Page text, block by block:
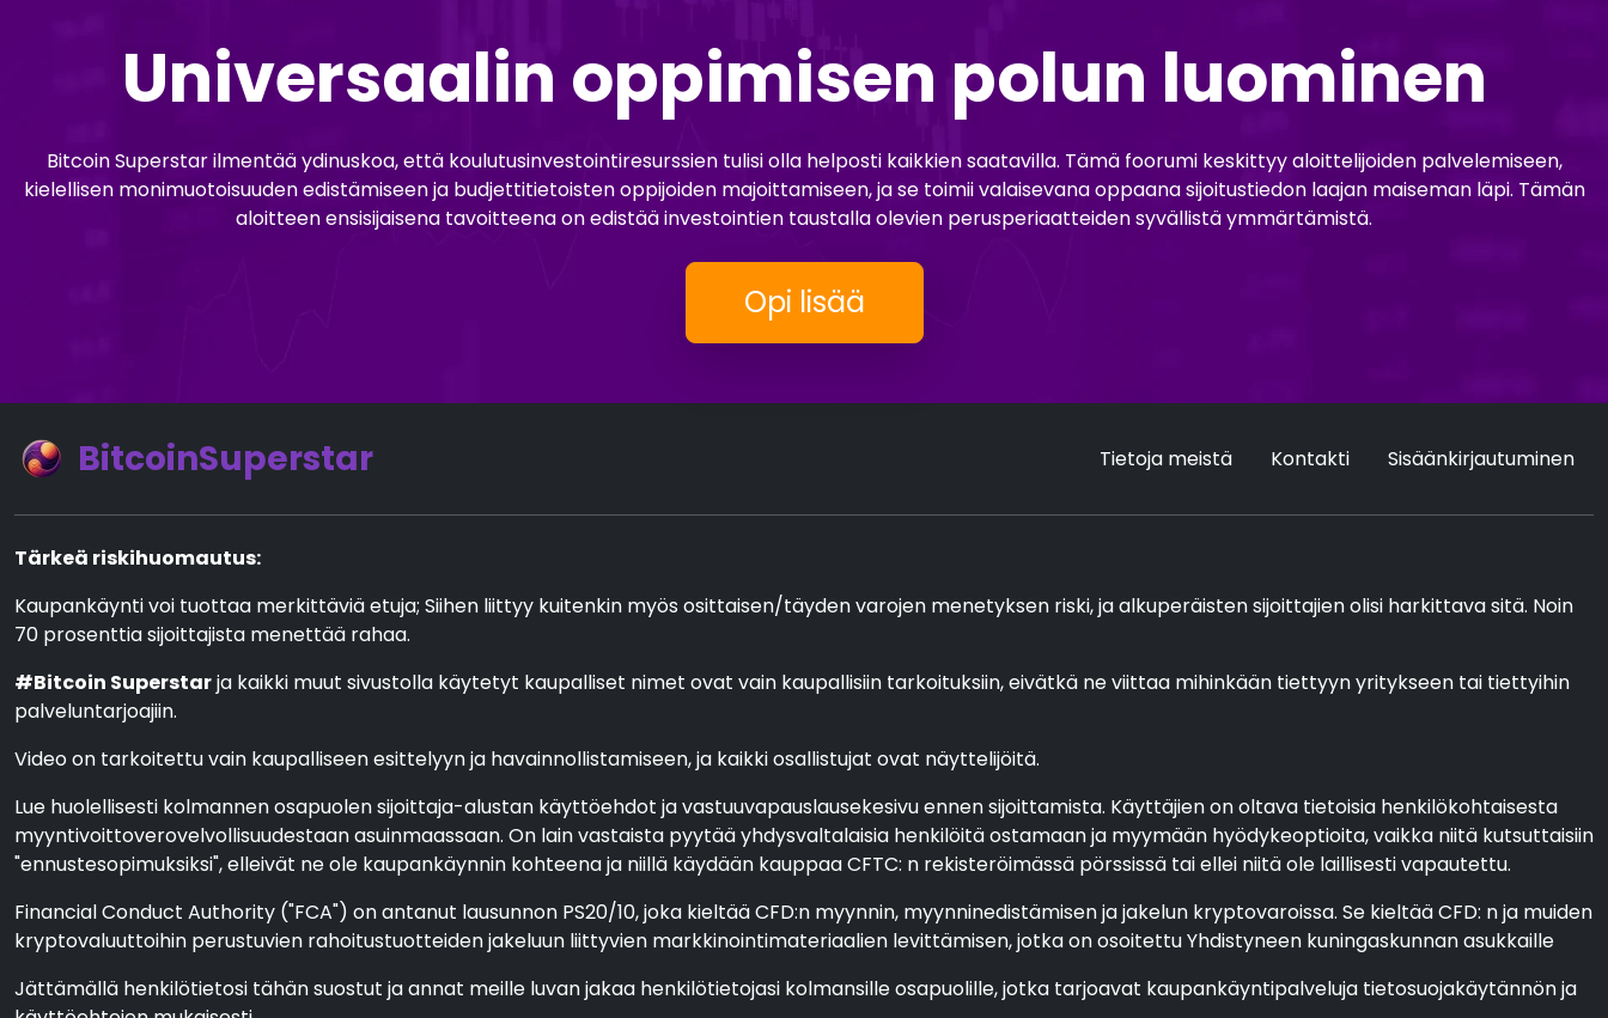
Universaalin oppimisen polun luominen
Bitcoin Superstar ilmentää ydinuskoa, että koulutusinvestointiresurssien tulisi olla helposti kaikkien saatavilla. Tämä foorumi keskittyy aloittelijoiden palvelemiseen,
kielellisen monimuotoisuuden edistämiseen ja budjettitietoisten oppijoiden majoittamiseen, ja se toimii valaisevana oppaana sijoitustiedon laajan maiseman läpi. Tämän
aloitteen ensisijaisena tavoitteena on edistää investointien taustalla olevien perusperiaatteiden syvällistä ymmärtämistä.
Opi lisää
BitcoinSuperstar Tietoja meistä Kontakti Sisäänkirjautuminen
Tärkeä riskihuomautus:
Kaupankäynti voi tuottaa merkittäviä etuja; Siihen liittyy kuitenkin myös osittaisen/täyden varojen menetyksen riski, ja alkuperäisten sijoittajien olisi harkittava sitä. Noin
70 prosenttia sijoittajista menettää rahaa.
#Bitcoin Superstarja kaikki muut sivustolla käytetyt kaupalliset nimet ovat vain kaupallisiin tarkoituksiin, eivätkä ne viittaa mihinkään tiettyyn yritykseen tai tiettyihin
palveluntarjoajiin.
Video on tarkoitettu vain kaupalliseen esittelyyn ja havainnollistamiseen, ja kaikki osallistujat ovat näyttelijöitä.
Lue huolellisesti kolmannen osapuolen sijoittaja-alustan käyttöehdot ja vastuuvapauslausekesivu ennen sijoittamista. Käyttäjien on oltava tietoisia henkilökohtaisesta
myyntivoittoverovelvollisuudestaan asuinmaassaan. On lain vastaista pyytää yhdysvaltalaisia henkilöitä ostamaan ja myymään hyödykeoptioita, vaikka niitä kutsuttaisiin
"ennustesopimuksiksi", elleivät ne ole kaupankäynnin kohteena ja niillä käydään kauppaa CFTC: n rekisteröimässä pörssissä tai ellei niitä ole laillisesti vapautettu.
Financial Conduct Authority ("FCA") on antanut lausunnon PS20/10, joka kieltää CFD:n myynnin, myynninedistämisen ja jakelun kryptovaroissa. Se kieltää CFD: n ja muiden
kryptovaluuttoihin perustuvien rahoitustuotteiden jakeluun liittyvien markkinointimateriaalien levittämisen, jotka on osoitettu Yhdistyneen kuningaskunnan asukkaille
Jättämällä henkilötietosi tähän suostut ja annat meille luvan jakaa henkilötietojasi kolmansille osapuolille, jotka tarjoavat kaupankäyntipalveluja tietosuojakäytännön ja